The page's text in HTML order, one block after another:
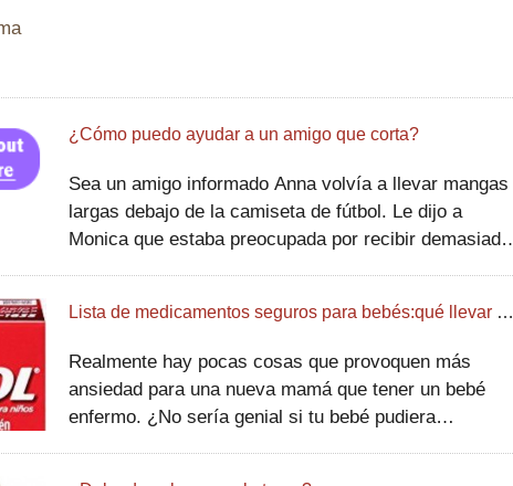
¿Cómo puedo ayudar a un amigo que corta?
Sea un amigo informado Anna volvía a llevar mangas
largas debajo de la camiseta de fútbol. Le dijo a
Monica que estaba preocupada por recibir demasiado
Lista de medicamentos seguros para bebés:qué llevar en casa
Realmente hay pocas cosas que provoquen más
ansiedad para una nueva mamá que tener un bebé
enfermo. ¿No sería genial si tu bebé pudiera